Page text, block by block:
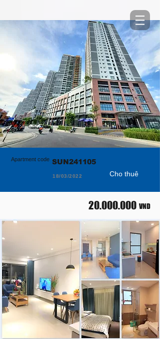
Apartment code SUN241105
18/03/2022 Cho thuê
VND
20.000.000